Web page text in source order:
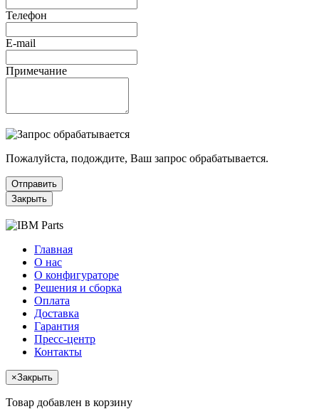
Телефон
E-mail
Примечание
Пожалуйста, подождите, Ваш запрос обрабатывается.
Отправить
Закрыть
Главная
О нас
О конфигураторе
Решения и сборка
Оплата
Доставка
Гарантия
Пресс-центр
Контакты
×Закрыть
Товар добавлен в корзину